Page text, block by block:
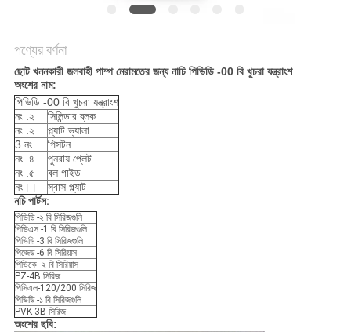
পণ্যের বর্ণনা
ছোট খননকারী জলবাহী পাম্প মেরামতের জন্য নাচি পিভিডি -00 বি খুচরা যন্ত্রাংশ
অংশের নাম:
পিভিডি -00 বি খুচরা যন্ত্রাংশ
নং .২
সিলিন্ডার ব্লক
নং .২
প্ল্যাট ভ্যালা
3 নং
পিসটন
নং .৪
পুনরায় প্লেট
নং .৫
বল গাইড
নং।।
স্বাস প্ল্যাট
নচি পার্টস:
পিভিডি -২ বি সিরিজগুলি
পিভিএস -1 বি সিরিজগুলি
পিভিডি -3 বি সিরিজগুলি
পিজেড -6 বি সিরিয়াস
পিভিকে -২ বি সিরিয়াস
PZ-4B সিরিজ
পিসিএল-120/200 সিরিজ
পিভিডি -১ বি সিরিজগুলি
PVK-3B সিরিজ
অংশের ছবি: